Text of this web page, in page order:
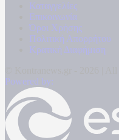
Καταγγελίες
Επικοινωνία
Όροι Χρήσης
Πολιτική Απορρήτου
Κρατική Διαφήμιση
Powered by: